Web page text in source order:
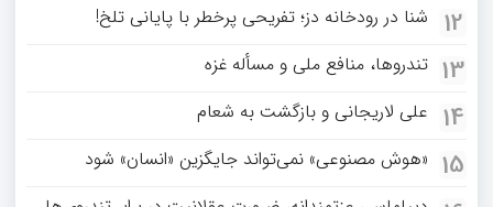
12 شنا در رودخانه دز؛ تفریحی پرخطر با پایانی تلخ!
13 تندروها، منافع ملی و مسأله غزه
14 علی لاریجانی و بازگشت به شعام
15 «هوش مصنوعی» نمی‌تواند جایگزین «انسان» شود